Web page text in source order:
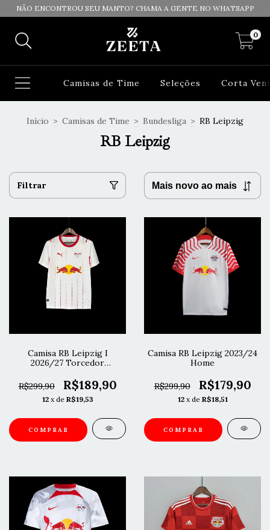
NÃO ENCONTROU SEU MANTO? CHAMA A GENTE NO WHATSAPP
0
Camisas de Time Seleções Corta
Início > Camisas de Time > Bundesliga > RB Leipzig
RB Leipzig
Filtrar
Camisa RB Leipzig I
2026/27 Torcedor
R$299,90
R$189,90
12 x de R$19,53
COMPRAR
Camisa RB Leipzig 2023/24
Home
R$299,90 R$179,90
12 x de R$18,51
COMPRAR